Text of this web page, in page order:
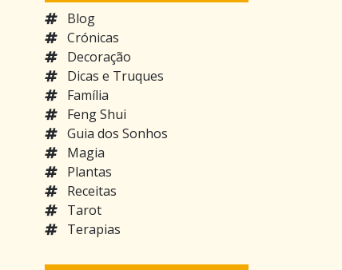
Blog
Crónicas
Decoração
Dicas e Truques
Família
Feng Shui
Guia dos Sonhos
Magia
Plantas
Receitas
Tarot
Terapias